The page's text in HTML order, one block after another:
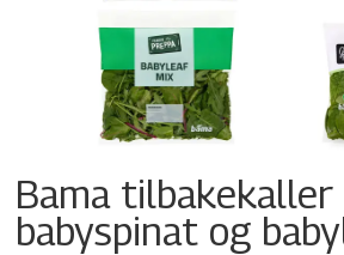
Bama tilbakekaller
babyspinat og